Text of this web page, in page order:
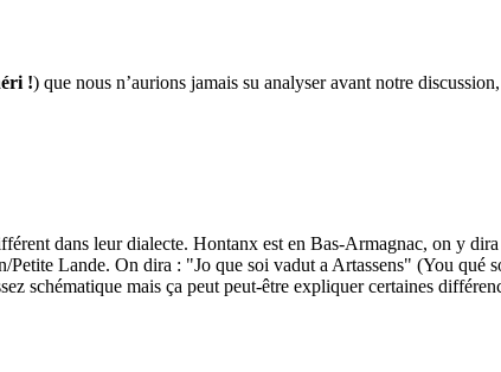
!) que nous n’aurions jamais su analyser avant notre
dans leur dialecte. Hontanx est en Bas-Armagnac, on y
Lande. On dira : "Jo que soi vadut a Artassens" (You qué
schématique mais ça peut peut-être expliquer certaines